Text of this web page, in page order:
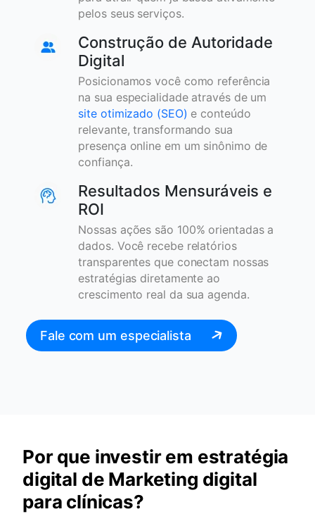
pelos seus serviços.
Construção de Autoridade
Digital
Posicionamos você como referência
na sua especialidade através de um
site otimizado (SEO) e conteúdo
relevante, transformando sua
presença online em um sinônimo de
confiança.
Resultados Mensuráveis e
ROI
Nossas ações são 100% orientadas a
dados. Você recebe relatórios
transparentes que conectam nossas
estratégias diretamente ao
crescimento real da sua agenda.
Fale com um especialista
Por que investir em estratégia
digital de Marketing digital
para clínicas?